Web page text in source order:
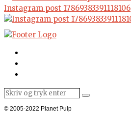
Instagram post 17869383391118106
© 2005-2022 Planet Pulp